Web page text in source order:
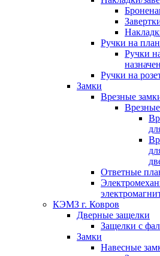
Ручки на
Ручки
Ручки на
Замки
Врезные
Ответные
КЭМЗ г. Ковров
Дверные защелки
Защелки с
Замки
Навесные